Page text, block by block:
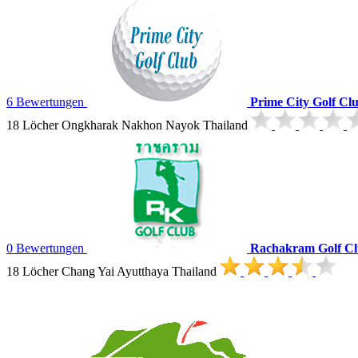
6 Bewertungen
Prime City Golf
18 Löcher Ongkharak Nakhon Nayok Thailand
0 Bewertungen
Rachakram Golf
18 Löcher Chang Yai Ayutthaya Thailand